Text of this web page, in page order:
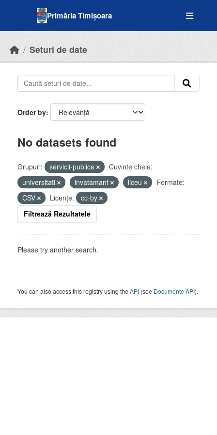
Primăria Timișoara
Seturi de date
Order by
No datasets found
Grupuri: servicii-publice
Cuvinte cheie:
universitati
invatamant liceu
Formate:
CSV
Licenţe:
cc-by
Filtrează Rezultatele
Please try another search.
You can also access this registry using theAPI (see Documente API).